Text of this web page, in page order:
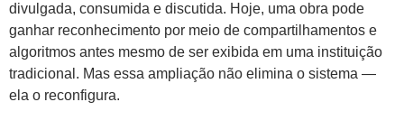
divulgada, consumida e discutida. Hoje, uma obra pode
ganhar reconhecimento por meio de compartilhamentos e
algoritmos antes mesmo de ser exibida em uma instituição
tradicional. Mas essa ampliação não elimina o sistema —
ela o reconfigura.